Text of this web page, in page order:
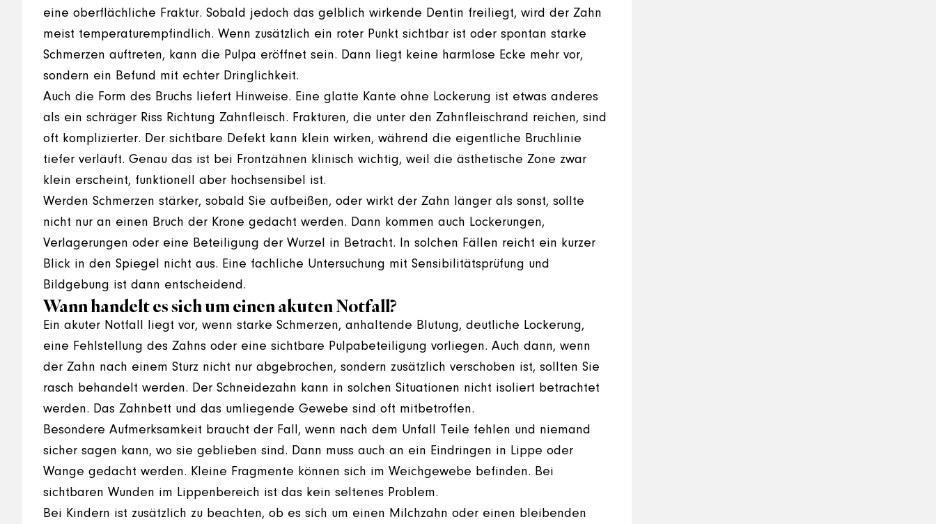
eine oberflächliche Fraktur. Sobald jedoch das gelblich wirkende Dentin freiliegt, wird der Zahn
meist temperaturempfindlich. Wenn zusätzlich ein roter Punkt sichtbar ist oder spontan starke
Schmerzen auftreten, kann die Pulpa eröffnet sein. Dann liegt keine harmlose Ecke mehr vor,
sondern ein Befund mit echter Dringlichkeit.
Auch die Form des Bruchs liefert Hinweise. Eine glatte Kante ohne Lockerung ist etwas anderes
als ein schräger Riss Richtung Zahnfleisch. Frakturen, die unter den Zahnfleischrand reichen, sind
oft komplizierter. Der sichtbare Defekt kann klein wirken, während die eigentliche Bruchlinie
tiefer verläuft. Genau das ist bei Frontzähnen klinisch wichtig, weil die ästhetische Zone zwar
klein erscheint, funktionell aber hochsensibel ist.
Werden Schmerzen stärker, sobald Sie aufbeißen, oder wirkt der Zahn länger als sonst, sollte
nicht nur an einen Bruch der Krone gedacht werden. Dann kommen auch Lockerungen,
Verlagerungen oder eine Beteiligung der Wurzel in Betracht. In solchen Fällen reicht ein kurzer
Blick in den Spiegel nicht aus. Eine fachliche Untersuchung mit Sensibilitätsprüfung und
Bildgebung ist dann entscheidend.
Wann handelt es sich um einen akuten Notfall?
Ein akuter Notfall liegt vor, wenn starke Schmerzen, anhaltende Blutung, deutliche Lockerung,
eine Fehlstellung des Zahns oder eine sichtbare Pulpabeteiligung vorliegen. Auch dann, wenn
der Zahn nach einem Sturz nicht nur abgebrochen, sondern zusätzlich verschoben ist, sollten Sie
rasch behandelt werden. Der Schneidezahn kann in solchen Situationen nicht isoliert betrachtet
werden. Das Zahnbett und das umliegende Gewebe sind oft mitbetroffen.
Besondere Aufmerksamkeit braucht der Fall, wenn nach dem Unfall Teile fehlen und niemand
sicher sagen kann, wo sie geblieben sind. Dann muss auch an ein Eindringen in Lippe oder
Wange gedacht werden. Kleine Fragmente können sich im Weichgewebe befinden. Bei
sichtbaren Wunden im Lippenbereich ist das kein seltenes Problem.
Bei Kindern ist zusätzlich zu beachten, ob es sich um einen Milchzahn oder einen bleibenden